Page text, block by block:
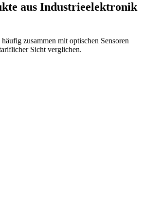
aus Industrieelektronik
zusammen mit optischen Sensoren
Sicht verglichen.